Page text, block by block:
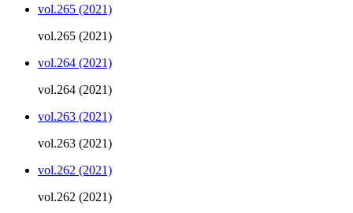
vol.265 (2021)
vol.265 (2021)
vol.264 (2021)
vol.264 (2021)
vol.263 (2021)
vol.263 (2021)
vol.262 (2021)
vol.262 (2021)